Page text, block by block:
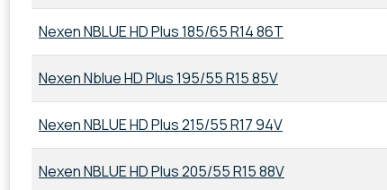
Nexen NBLUE HD Plus 185/65 R14 86T
Nexen Nblue HD Plus 195/55 R15 85V
Nexen NBLUE HD Plus 215/55 R17 94V
Nexen NBLUE HD Plus 205/55 R15 88V